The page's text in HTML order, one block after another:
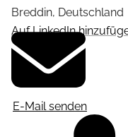
Auf LinkedIn
Breddin, Deutschland
E-Mail senden